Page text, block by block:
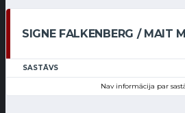
SIGNE FALKENBERG / MAIT
SASTĀVS
Nav informācija par